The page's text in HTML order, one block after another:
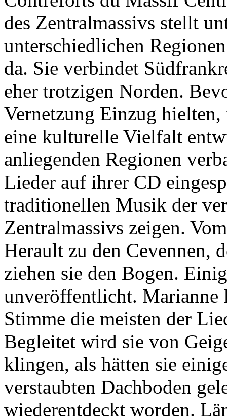
des Zentralmassivs stellt
unterschiedlichen
da. Sie verbindet
eher trotzigen Norden.
Vernetzung Einzug hielten,
eine kulturelle Vielfalt
anliegenden Regionen
Lieder auf ihrer CD
traditionellen Musik der
Zentralmassivs zeigen.
Herault zu den Cevennen,
ziehen sie den Bogen.
unveröffentlicht. Marianne
Stimme die meisten der
Begleitet wird sie von
klingen, als hätten sie
verstaubten Dachboden
wiederentdeckt worden.